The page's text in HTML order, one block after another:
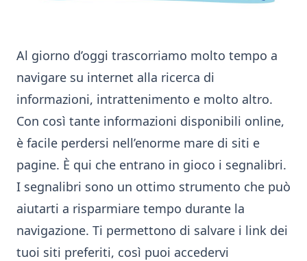
Al giorno d’oggi trascorriamo molto tempo a
navigare su internet alla ricerca di
informazioni, intrattenimento e molto altro.
Con così tante informazioni disponibili online,
è facile perdersi nell’enorme mare di siti e
pagine. È qui che entrano in gioco i segnalibri.
I segnalibri sono un ottimo strumento che può
aiutarti a risparmiare tempo durante la
navigazione. Ti permettono di salvare i link dei
tuoi siti preferiti, così puoi accedervi